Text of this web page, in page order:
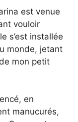
est venue
vouloir
s’est installée
monde, jetant
mon petit
en
manucurés,